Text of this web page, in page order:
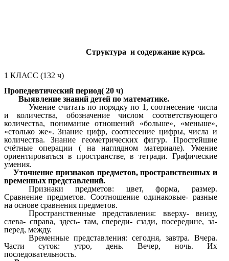
Структура и содержание курса.
1 КЛАСС (132 ч)
Пропедевтический период( 20 ч)
Выявление знаний детей по математике.
Умение считать по порядку по 1, соотнесение числа
и количества, обозначение числом соответствующего
количества, понимание отношений «больше», «меньше»,
«столько же». Знание цифр, соотнесение цифры, числа и
количества. Знание геометрических фигур. Простейшие
счётные операции ( на наглядном материале). Умение
ориентироваться в пространстве, в тетради. Графические
умения.
Уточнение признаков предметов, пространственных и
временных представлений.
Признаки предметов: цвет, форма, размер.
Сравнение предметов. Соотношение одинаковые- разные
на основе сравнения предметов.
Пространственные представления: вверху- внизу,
слева- справа, здесь- там, спереди- сзади, посередине, за-
перед, между.
Временные представления: сегодня, завтра. Вчера.
Части суток: утро, день. Вечер, ночь. Их
последовательность.